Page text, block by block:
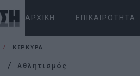
ΑΡΧΙΚΉ ΕΠΙΚΑΙΡΌΤΗΤΑ
ΚΕΡΚΥΡΑ
Αθλητισμός